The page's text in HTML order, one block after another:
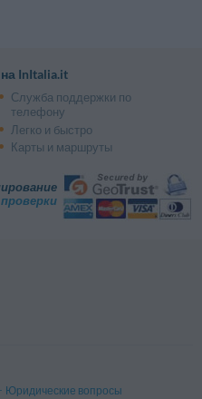
InItalia.it
Служба поддержки по
телефону
Легко и быстро
Карты и маршруты
Юридические вопросы